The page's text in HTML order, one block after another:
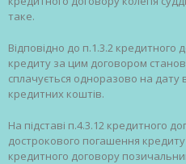
таке.
Відповідно до п.1.3.2 кредитного
кредиту за цим договором
сплачується одноразово на
кредитних коштів.
На підставі п.4.3.12 кредитного
дострокового погашення
кредитного договору